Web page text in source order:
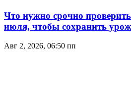
Что нужно срочно
июля, чтобы сохранить
Авг 2, 2026, 06:50 пп